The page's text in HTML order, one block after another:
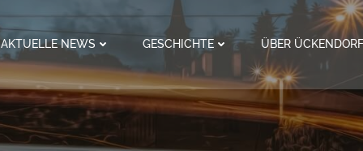
AKTUELLE NEWS GESCHICHTE ÜBER ÜCKENDORF